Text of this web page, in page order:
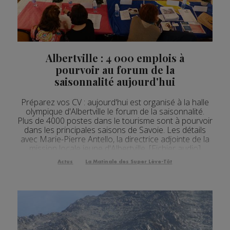
05.08.2026 Actualités Régionales 08h04 2'34"
05.08.2026 Actualités Régionales 07h34 2'34"
Actualités Régionales 10h03
Actualités Régionales 09h34
04.08.2026 Actualités Régionales 09h04 2'47"
04.08.2026 Actualités Régionales 08h33 2'36"
04.08.2026 Actualités Régionales 07h07 3'06"
Actualités Régionales 13h04 2'24"
Albertville : 4 000 emplois à
pourvoir au forum de la
saisonnalité aujourd'hui
Préparez vos CV : aujourd'hui est organisé à la halle
olympique d'Albertville le forum de la saisonnalité.
Plus de 4000 postes dans le tourisme sont à pourvoir
dans les principales saisons de Savoie. Les détails
avec Marie-Pierre Antello, la directrice adjointe de la
mission locale jeune d'Albertville. [Fichier audio]
Rendez-vous aujourd'hui à la halle olympique
d'Albertville, de 9h30 à 16 heu...
Actus La Matinale des Super Lève-Tôt